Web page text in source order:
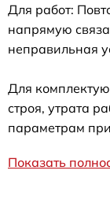
Для работ:
напрямую
неправильная
Для
строя, утрата
параметрам
Показать